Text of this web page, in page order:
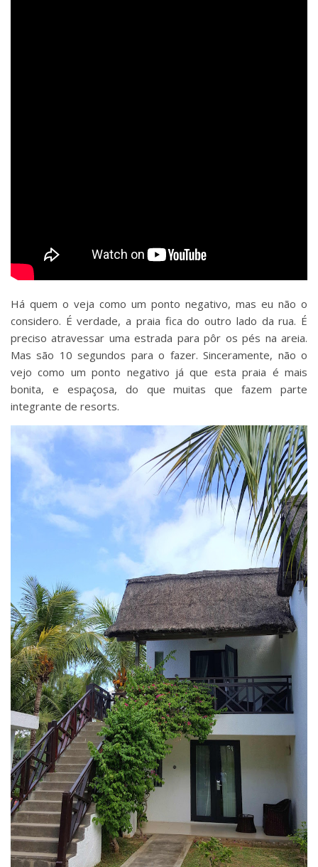
Há quem o veja como um ponto negativo, mas eu não o
considero. É verdade, a praia fica do outro lado da rua. É
preciso atravessar uma estrada para pôr os pés na areia.
Mas são 10 segundos para o fazer. Sinceramente, não o
vejo como um ponto negativo já que esta praia é mais
bonita, e espaçosa, do que muitas que fazem parte
integrante de resorts.